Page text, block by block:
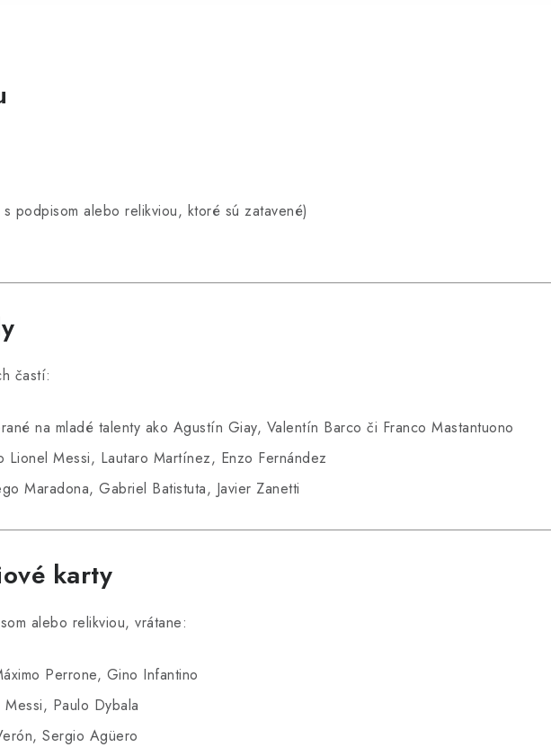
podpisom alebo relikviou, ktoré sú zatavené)
častí:
na mladé talenty ako Agustín Giay, Valentín Barco či Franco Mastantuono
Lionel Messi, Lautaro Martínez, Enzo Fernández
Maradona, Gabriel Batistuta, Javier Zanetti
karty
alebo relikviou, vrátane:
Perrone, Gino Infantino
Paulo Dybala
Sergio Agüero